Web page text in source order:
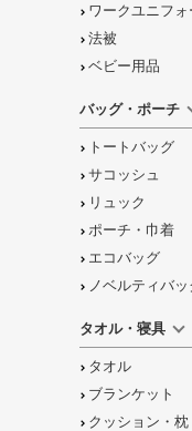
ワークユニフォ
法被
ベビー用品
バッグ・ポーチ
トートバッグ
サコッシュ
リュック
ポーチ・巾着
エコバッグ
ノベルティバッ
タオル・寝具
タオル
ブランケット
クッション・枕